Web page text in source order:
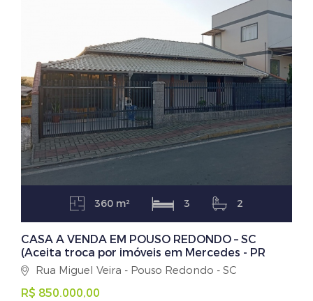
360 m² 3 2
CASA A VENDA EM POUSO REDONDO – SC
(Aceita troca por imóveis em Mercedes - PR
Rua Miguel Veira - Pouso Redondo - SC
R$ 850.000,00